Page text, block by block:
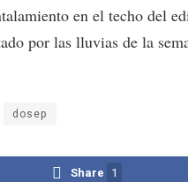
en el techo del
por las lluvias de la
dosep
Share 1